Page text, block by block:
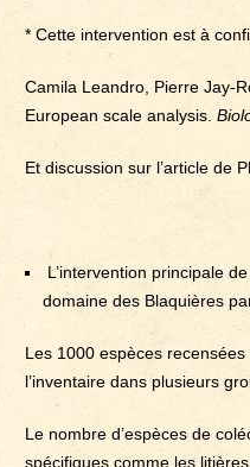
* Cette intervention est à
Camila Leandro, Pierre Jay-
European scale analysis.
Et discussion sur l’article de
L’intervention principale
domaine des Blaquières
Les 1000 espèces
l’inventaire dans plusieurs
Le nombre d’espèces de
spécifiques comme les